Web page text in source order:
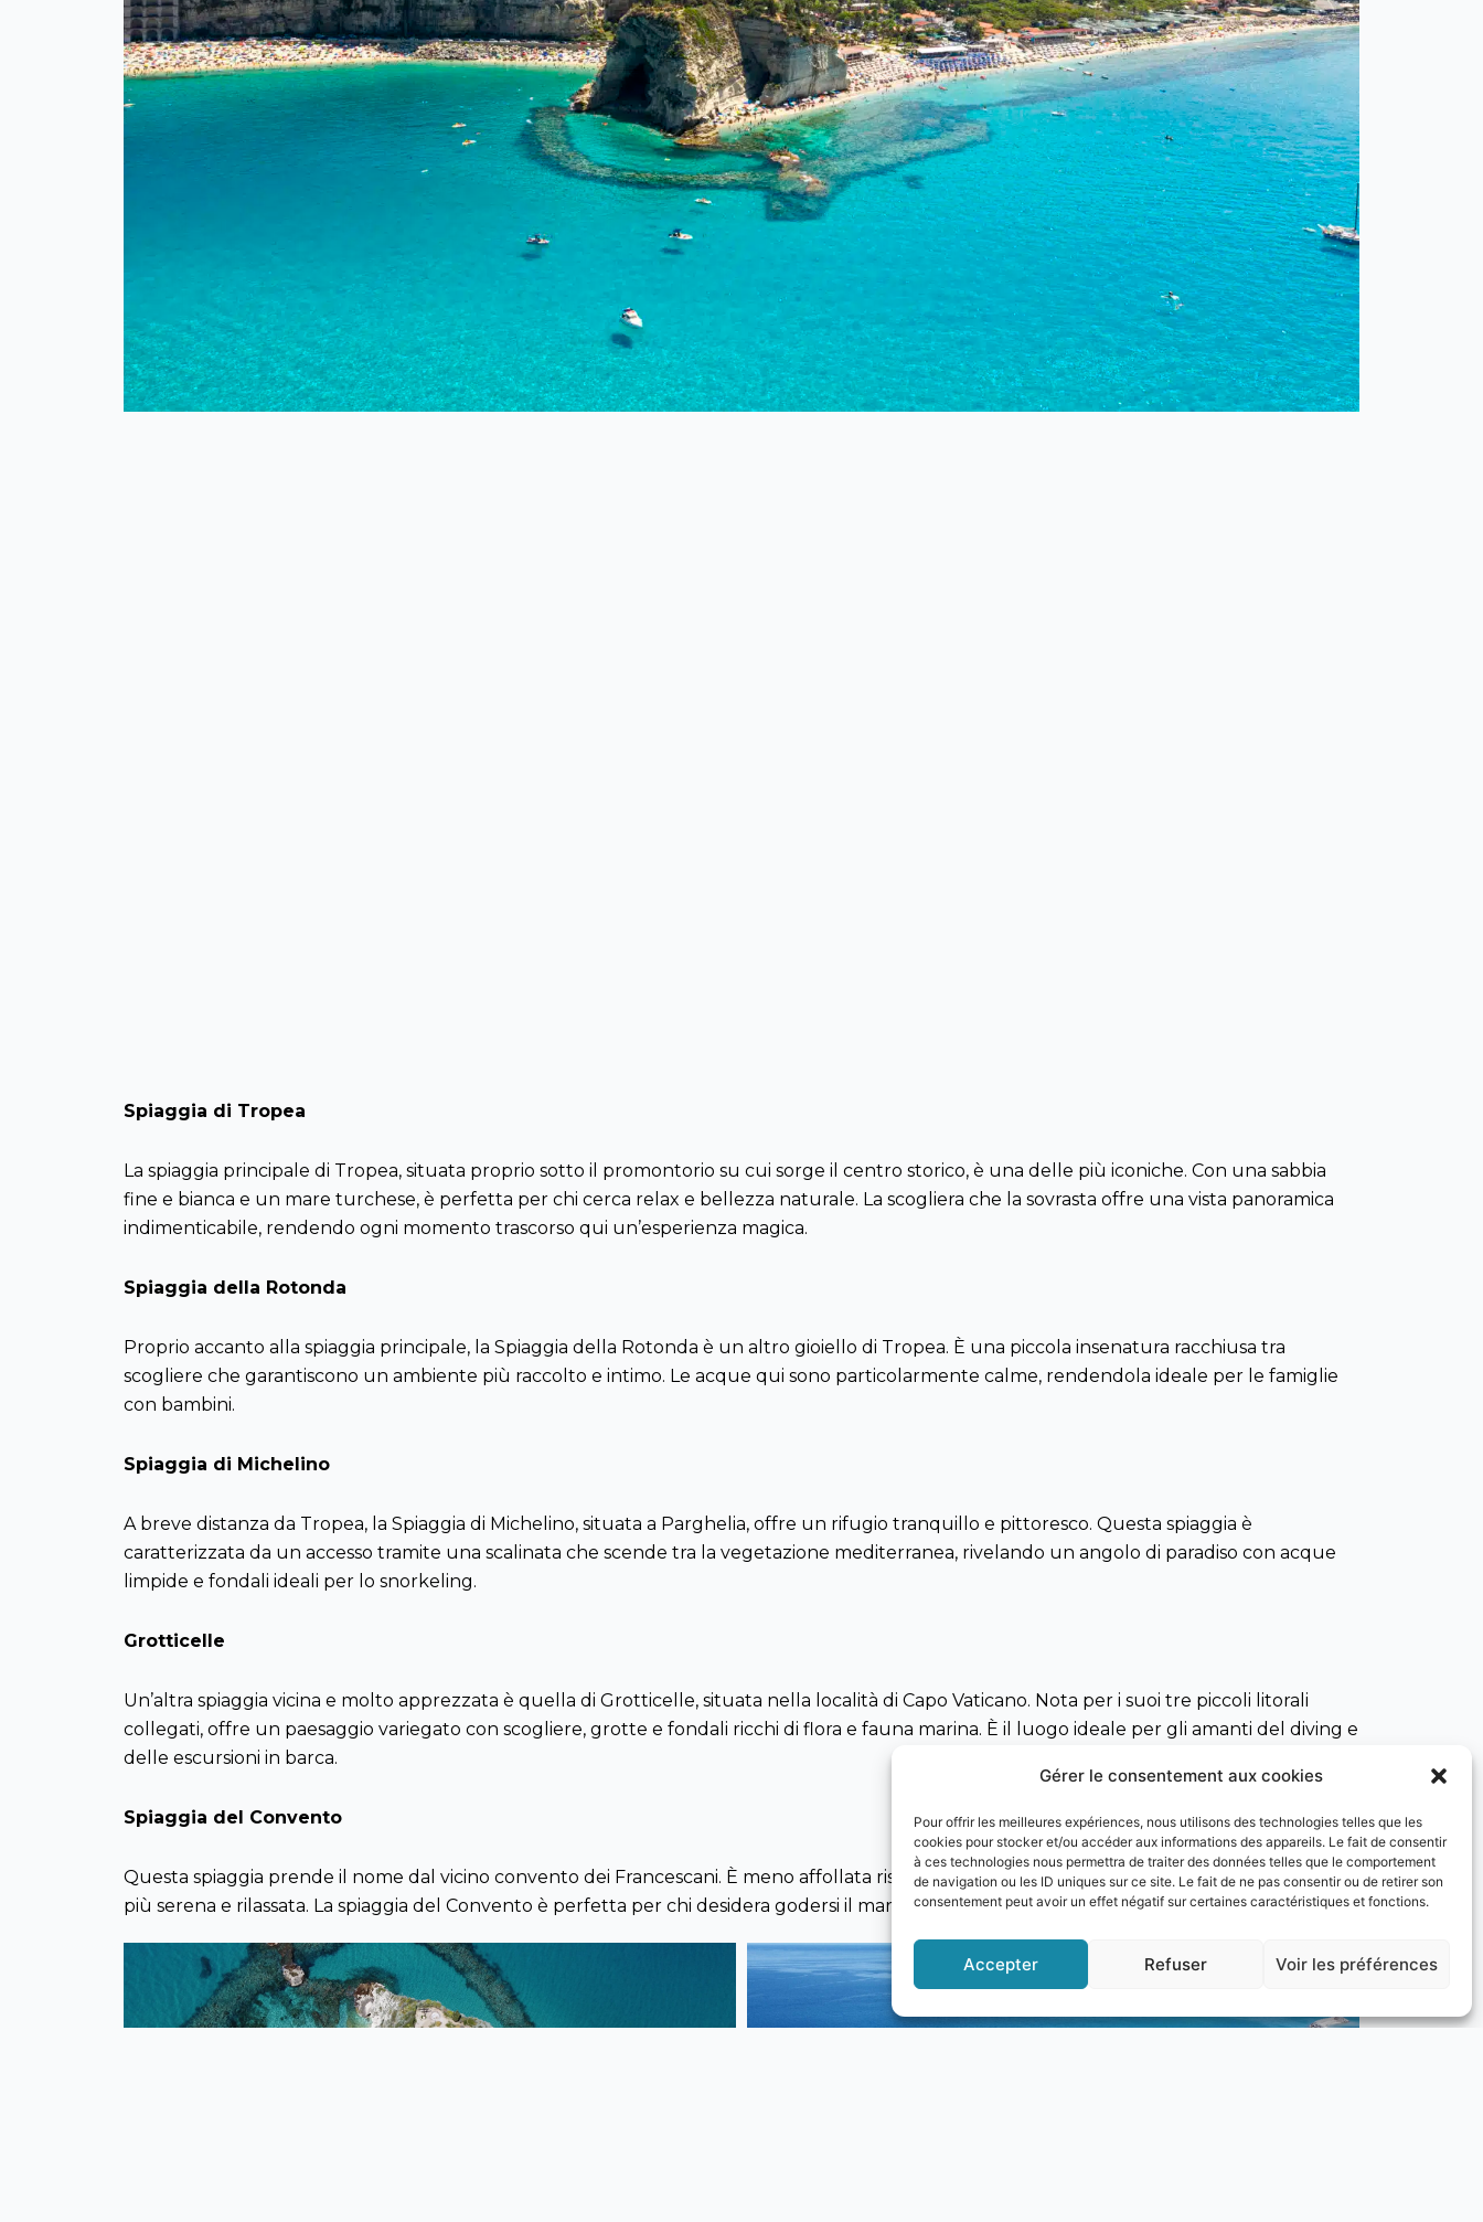
Gérer le consentement aux cookies
Pour offrir les meilleures expériences, nous utilisons des technologies telles que les
cookies pour stocker et/ou accéder aux informations des appareils. Le fait de consentir
à ces technologies nous permettra de traiter des données telles que le comportement
de navigation ou les ID uniques sur ce site. Le fait de ne pas consentir ou de retirer son
consentement peut avoir un effet négatif sur certaines caractéristiques et fonctions.
Accepter Refuser Voir les préférences
Spiaggia di Tropea
La spiaggia principale di Tropea, situata proprio sotto il promontorio su cui sorge il centro storico, è una delle più iconiche. Con una sabbia
fine e bianca e un mare turchese, è perfetta per chi cerca relax e bellezza naturale. La scogliera che la sovrasta offre una vista panoramica
indimenticabile, rendendo ogni momento trascorso qui un’esperienza magica.
Spiaggia della Rotonda
Proprio accanto alla spiaggia principale, la Spiaggia della Rotonda è un altro gioiello di Tropea. È una piccola insenatura racchiusa tra
scogliere che garantiscono un ambiente più raccolto e intimo. Le acque qui sono particolarmente calme, rendendola ideale per le famiglie
con bambini.
Spiaggia di Michelino
A breve distanza da Tropea, la Spiaggia di Michelino, situata a Parghelia, offre un rifugio tranquillo e pittoresco. Questa spiaggia è
caratterizzata da un accesso tramite una scalinata che scende tra la vegetazione mediterranea, rivelando un angolo di paradiso con acque
limpide e fondali ideali per lo snorkeling.
Grotticelle
Un’altra spiaggia vicina e molto apprezzata è quella di Grotticelle, situata nella località di Capo Vaticano. Nota per i suoi tre piccoli litorali
collegati, offre un paesaggio variegato con scogliere, grotte e fondali ricchi di flora e fauna marina. È il luogo ideale per gli amanti del diving e
delle escursioni in barca.
Spiaggia del Convento
Questa spiaggia prende il nome dal vicino convento dei Francescani. È meno affollata rispetto alle spiagge principali, offrendo un’atmosfera
più serena e rilassata. La spiaggia del Convento è perfetta per chi desidera godersi il mare in tranquillità, lontano dal trambusto turistico.